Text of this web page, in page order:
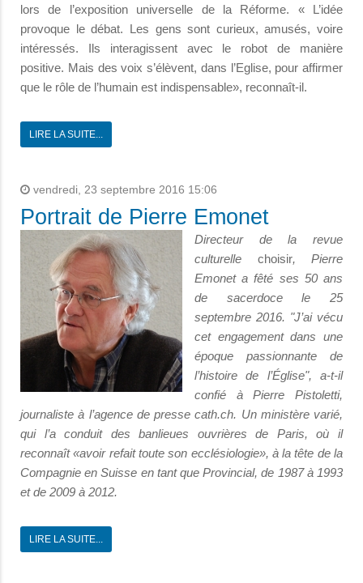
lors de l’exposition universelle de la Réforme. « L’idée
provoque le débat. Les gens sont curieux, amusés, voire
intéressés. Ils interagissent avec le robot de manière
positive. Mais des voix s’élèvent, dans l’Eglise, pour affirmer
que le rôle de l’humain est indispensable», reconnaît-il.
LIRE LA SUITE...
vendredi, 23 septembre 2016 15:06
Portrait de Pierre Emonet
Directeur de la revue
culturelle choisir, Pierre
Emonet a fêté ses 50 ans
de sacerdoce le 25
septembre 2016. "J’ai vécu
cet engagement dans une
époque passionnante de
l’histoire de l’Église", a-t-il
confié à Pierre Pistoletti,
journaliste à l’agence de presse cath.ch. Un ministère varié,
qui l’a conduit des banlieues ouvrières de Paris, où il
reconnaît «avoir refait toute son ecclésiologie», à la tête de la
Compagnie en Suisse en tant que Provincial, de 1987 à 1993
et de 2009 à 2012.
LIRE LA SUITE...